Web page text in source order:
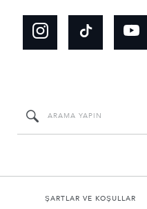
ŞARTLAR VE KOŞULLAR